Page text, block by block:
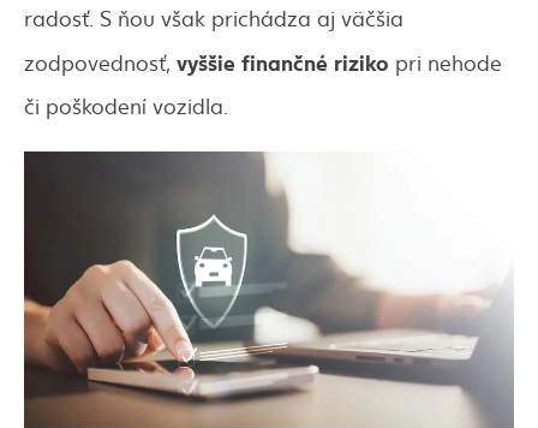
radosť. S ňou však prichádza aj väčšia
zodpovednosť, vyššie finančné riziko pri nehode
či poškodení vozidla.